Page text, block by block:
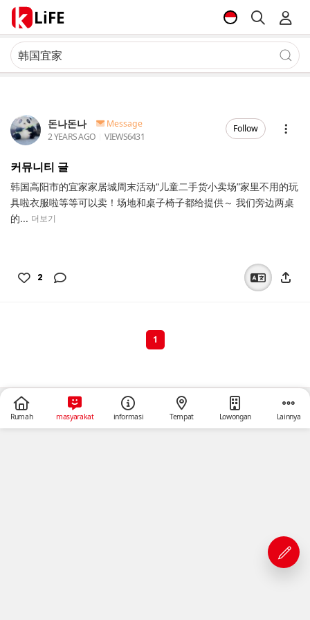
LiFE
돈나돈나
Message
2 YEARS AGO
VIEWS6431
Follow
커뮤니티 글
韩国高阳市的宜家家居城周末活动“儿童二手货小卖场”家里不用的玩
具啦衣服啦等等可以卖！场地和桌子椅子都给提供～ 我们旁边两桌
的... 더보기
2
1
Rumah masyarakat informasi Tempat Lowongan Lainnya